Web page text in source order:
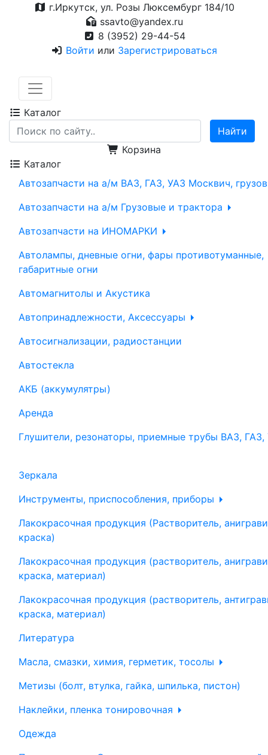
г.Иркутск, ул. Розы Люксембург 184/10
ssavto@yandex.ru
8 (3952) 29-44-54
Войти или Зарегистрироваться
Каталог
Корзина
Каталог
Автозапчасти на а/м ВАЗ, ГАЗ, УАЗ Москвич,
Автозапчасти на а/м Грузовые и трактора
Автозапчасти на ИНОМАРКИ
Автолампы, дневные огни, фары противотуманные,
габаритные огни
Автомагнитолы и Акустика
Автопринадлежности, Аксессуары
Автосигнализации, радиостанции
Автостекла
АКБ (аккумулятры)
Аренда
Глушители, резонаторы, приемные трубы ВАЗ, ГАЗ,
Зеркала
Инструменты, приспособления, приборы
Лакокрасочная продукция (Растворитель,
краска)
Лакокрасочная продукция (растворитель,
краска, материал)
Лакокрасочная продукция (растворитель,
краска, материал)
Литература
Масла, смазки, химия, герметик, тосолы
Метизы (болт, втулка, гайка, шпилька, пистон)
Наклейки, пленка тонировочная
Одежда